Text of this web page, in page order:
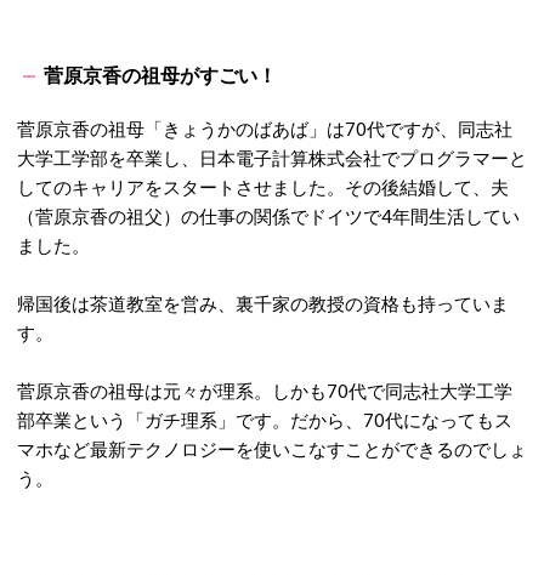
菅原京香の祖母がすごい！
菅原京香の祖母「きょうかのばあば」は70代ですが、同志社
大学工学部を卒業し、日本電子計算株式会社でプログラマーと
してのキャリアをスタートさせました。その後結婚して、夫
（菅原京香の祖父）の仕事の関係でドイツで4年間生活してい
ました。
帰国後は茶道教室を営み、裏千家の教授の資格も持っていま
す。
菅原京香の祖母は元々が理系。しかも70代で同志社大学工学
部卒業という「ガチ理系」です。だから、70代になってもス
マホなど最新テクノロジーを使いこなすことができるのでしょ
う。